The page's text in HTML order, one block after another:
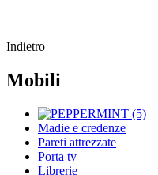
Indietro
Mobili
Madie e credenze
Pareti attrezzate
Porta tv
Librerie